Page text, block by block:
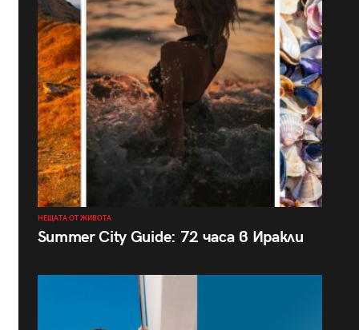
НЕЩАТА ОТ ЖИВОТА
Summer City Guide: 72 часа в Иракли